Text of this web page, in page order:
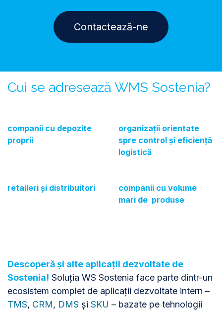
Contactează-ne
Cui se adresează WMS Sostenia?
companii cu depozite
proprii​
organizații orientate
spre control și eficiență
logistică
​retaileri și distribuitori​
companii cu volume
mari de produse
Descoperă și alte aplicații dezvoltate de
Sostenia! Soluția WS Sostenia face parte dintr-un
ecosistem complet de aplicații dezvoltate intern –
TMS, CRM, DMS și SKU – bazate pe tehnologii